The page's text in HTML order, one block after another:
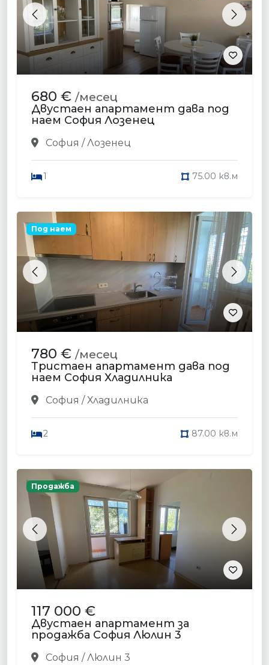
Previous Next
680 € /месец
Двустаен апартамент дава под
наем София Лозенец
София / Лозенец
1 75.00 кв.м
Previous Next
Под наем
780 € /месец
Тристаен апартамент дава под
наем София Хладилника
София / Хладилника
2 87.00 кв.м
Previous Next
Продажба
117 000 €
Двустаен апартамент за
продажба София Люлин 3
София / Люлин 3